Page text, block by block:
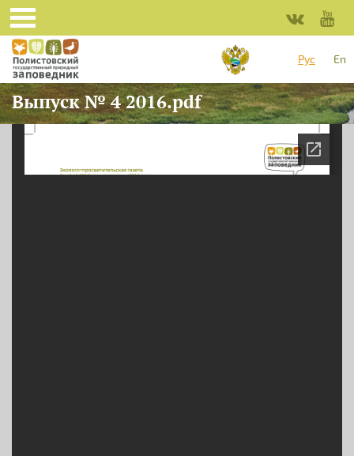
Перейти к основному содержанию
Рус
En
Выпуск № 4 2016.pdf